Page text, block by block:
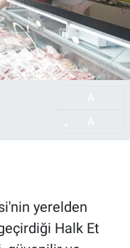
yerelden
Halk Et